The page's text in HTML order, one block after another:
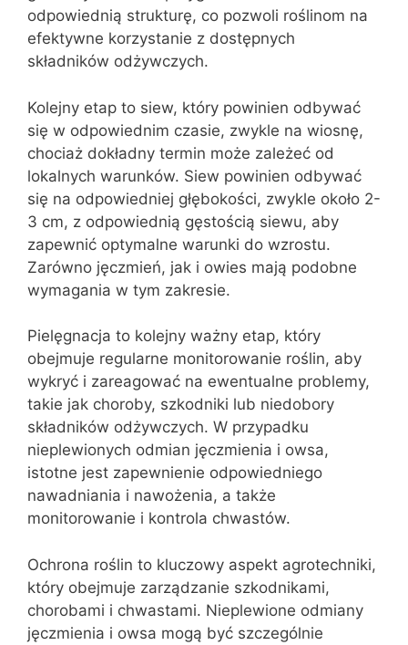
odpowiednią strukturę, co pozwoli roślinom na
efektywne korzystanie z dostępnych
składników odżywczych.
Kolejny etap to siew, który powinien odbywać
się w odpowiednim czasie, zwykle na wiosnę,
chociaż dokładny termin może zależeć od
lokalnych warunków. Siew powinien odbywać
się na odpowiedniej głębokości, zwykle około 2-
3 cm, z odpowiednią gęstością siewu, aby
zapewnić optymalne warunki do wzrostu.
Zarówno jęczmień, jak i owies mają podobne
wymagania w tym zakresie.
Pielęgnacja to kolejny ważny etap, który
obejmuje regularne monitorowanie roślin, aby
wykryć i zareagować na ewentualne problemy,
takie jak choroby, szkodniki lub niedobory
składników odżywczych. W przypadku
nieplewionych odmian jęczmienia i owsa,
istotne jest zapewnienie odpowiedniego
nawadniania i nawożenia, a także
monitorowanie i kontrola chwastów.
Ochrona roślin to kluczowy aspekt agrotechniki,
który obejmuje zarządzanie szkodnikami,
chorobami i chwastami. Nieplewione odmiany
jęczmienia i owsa mogą być szczególnie